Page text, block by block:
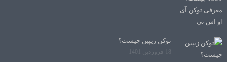
توکن زیپین چیست؟